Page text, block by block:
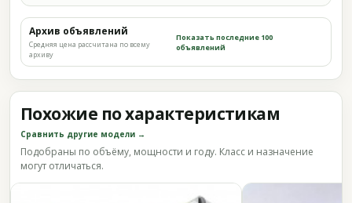
Архив объявлений
Средняя цена рассчитана по всему
архиву
Показать последние 100
объявлений
Похожие по характеристикам
Сравнить другие модели →
Подобраны по объёму, мощности и году. Класс и назначение
могут отличаться.